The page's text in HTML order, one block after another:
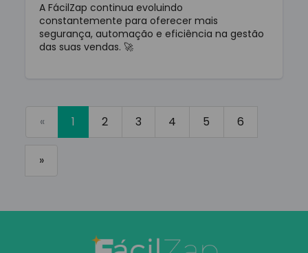
A FácilZap continua evoluindo
constantemente para oferecer mais
segurança, automação e eficiência na gestão
das suas vendas. 🚀
«Anterior
1 2 3 4 5 6
»Próximo